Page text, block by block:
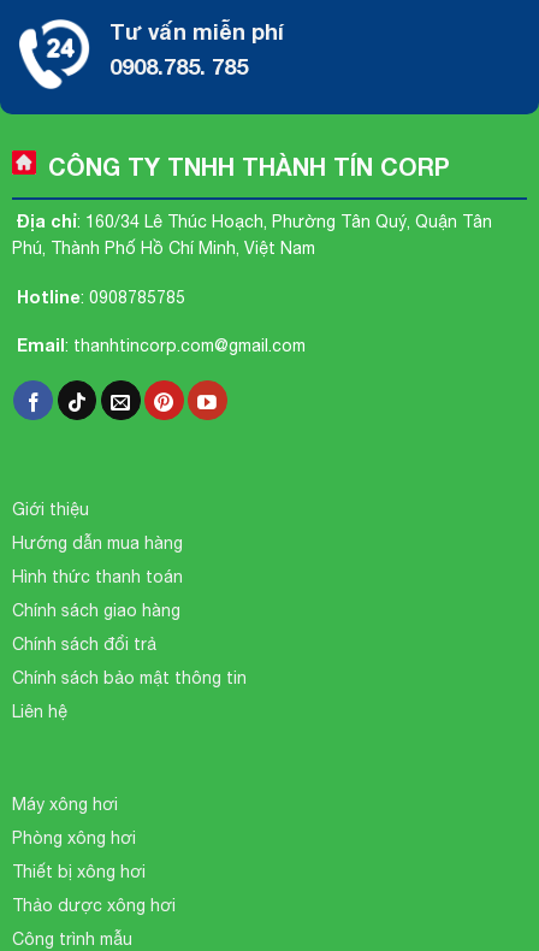
Tư vấn miễn phí
0908.785. 785
CÔNG TY TNHH THÀNH TÍN CORP
Địa chỉ: 160/34 Lê Thúc Hoạch, Phường Tân Quý, Quận Tân
Phú, Thành Phố Hồ Chí Minh, Việt Nam
Hotline: 0908785785
Email: thanhtincorp.com@gmail.com
Giới thiệu
Hướng dẫn mua hàng
Hình thức thanh toán
Chính sách giao hàng
Chính sách đổi trả
Chính sách bảo mật thông tin
Liên hệ
Máy xông hơi
Phòng xông hơi
Thiết bị xông hơi
Thảo dược xông hơi
Công trình mẫu